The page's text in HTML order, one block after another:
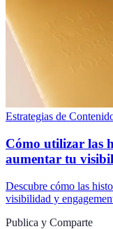
Estrategias de
Cómo utilizar las
aumentar tu
Descubre cómo las
visibilidad y
Publica y Comparte